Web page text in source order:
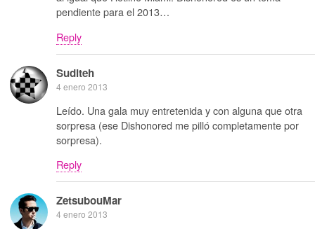
pendiente para el 2013…
Reply
Suditeh
4 enero 2013
Leído. Una gala muy entretenida y con alguna que otra
sorpresa (ese Dishonored me pilló completamente por
sorpresa).
Reply
ZetsubouMar
4 enero 2013